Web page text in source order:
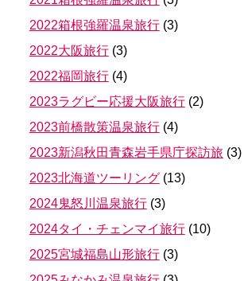
2022箱根強羅温泉旅行 (3)
2022大阪旅行 (3)
2022福岡旅行 (4)
2023ラグビー応援大阪旅行 (2)
2023前橋散策温泉旅行 (4)
2023新潟秋田青森岩手県庁探訪旅 (3)
2023北海道ツーリング (13)
2024鬼怒川温泉旅行 (3)
2024タイ・チェンマイ旅行 (10)
2025宮城福島山形旅行 (3)